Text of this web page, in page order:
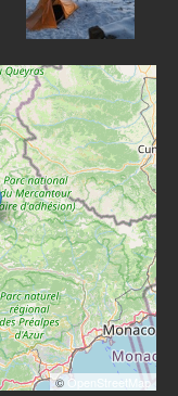
© OpenStreetMap